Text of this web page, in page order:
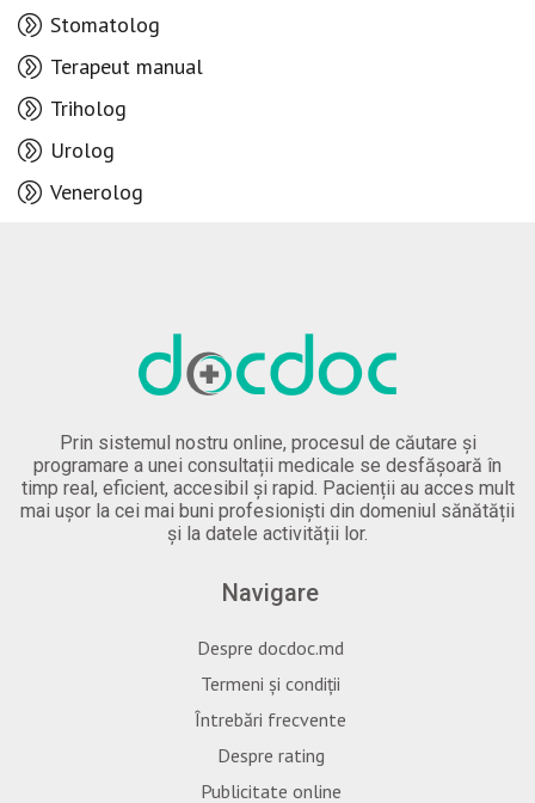
Stomatolog
Terapeut manual
Triholog
Urolog
Venerolog
Prin sistemul nostru online, procesul de căutare și
programare a unei consultații medicale se desfășoară în
timp real, eficient, accesibil și rapid. Pacienții au acces mult
mai ușor la cei mai buni profesioniști din domeniul sănătății
și la datele activității lor.
Navigare
Despre docdoc.md
Termeni și condiții
Întrebări frecvente
Despre rating
Publicitate online